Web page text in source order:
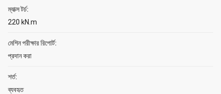
ম্যাক্স টর্চ:
220 kN.m
মেশিন পরীক্ষার রিপোর্ট:
প্রদান করা
শর্ত:
ব্যবহৃত